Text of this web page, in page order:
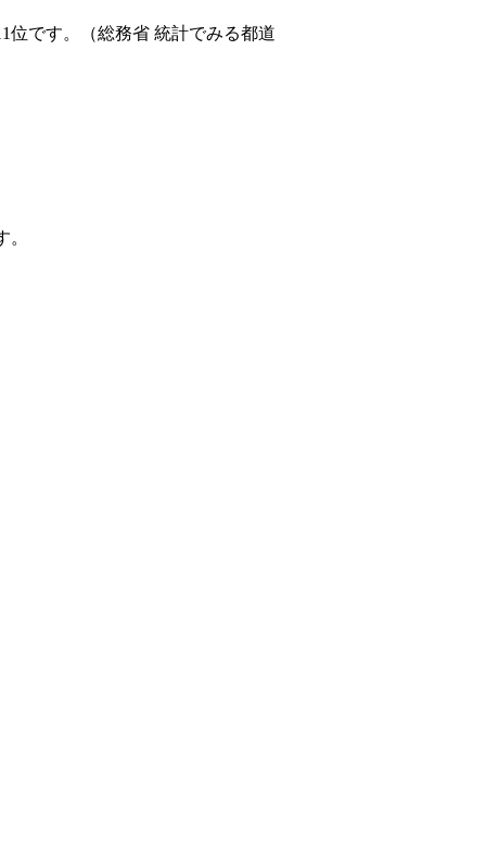
位です。（総務省 統計でみる都道